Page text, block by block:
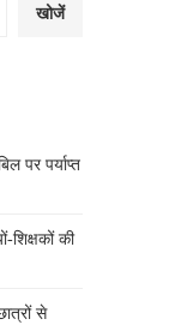
खोजें
पर पर्याप्त
शिक्षकों की
से